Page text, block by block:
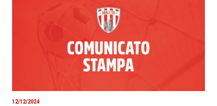
12/12/2024